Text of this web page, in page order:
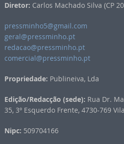
Diretor: Carlos Machado Silva (CP
pressminho5@gmail.com
geral@pressminho.pt
redacao@pressminho.pt
comercial@pressminho.pt
Propriedade: Publineiva, Lda
Edição/Redacção (sede): Rua Dr.
35, 3º Esquerdo Frente, 4730-769
Nipc: 509704166